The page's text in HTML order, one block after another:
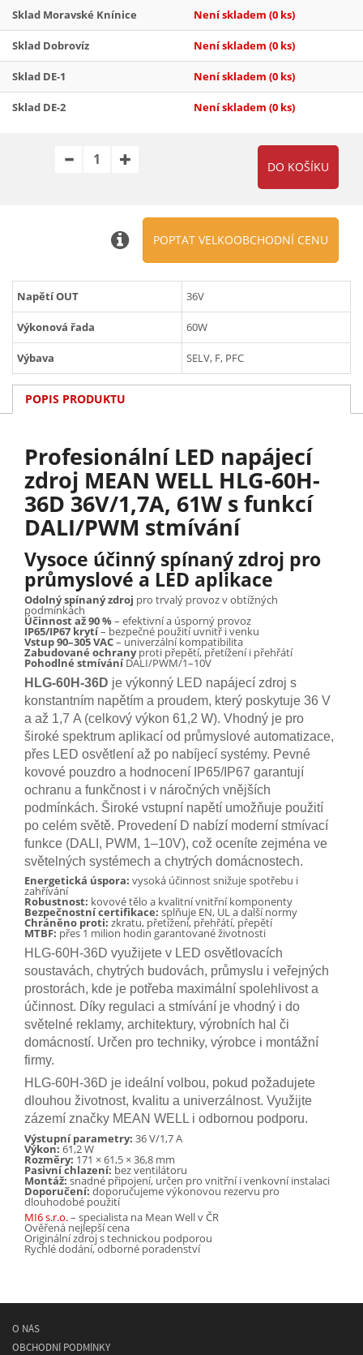
Sklad Moravské Knínice Není skladem (0 ks)
Sklad Dobrovíz Není skladem (0 ks)
Sklad DE-1 Není skladem (0 ks)
Sklad DE-2 Není skladem (0 ks)
POPTAT VELKOOBCHODNÍ CENU
Napětí OUT 36V
Výkonová řada 60W
Výbava SELV, F, PFC
POPIS PRODUKTU
Profesionální LED napájecí
zdroj MEAN WELL HLG-60H-
36D 36V/1,7A, 61W s funkcí
DALI/PWM stmívání
Vysoce účinný spínaný zdroj pro
průmyslové a LED aplikace
Odolný spínaný zdroj pro trvalý provoz v obtížných
podmínkách
Účinnost až 90 %– efektivní a úsporný provoz
IP65/IP67 krytí– bezpečné použití uvnitř i venku
Vstup 90–305 VAC– univerzální kompatibilita
Zabudované ochranyproti přepětí, přetížení i přehřátí
Pohodlné stmíváníDALI/PWM/1–10V
HLG-60H-36D je výkonný LED napájecí zdroj s
konstantním napětím a proudem, který poskytuje 36 V
a až 1,7 A (celkový výkon 61,2 W). Vhodný je pro
široké spektrum aplikací od průmyslové automatizace,
přes LED osvětlení až po nabíjecí systémy. Pevné
kovové pouzdro a hodnocení IP65/IP67 garantují
ochranu a funkčnost i v náročných vnějších
podmínkách. Široké vstupní napětí umožňuje použití
po celém světě. Provedení D nabízí moderní stmívací
funkce (DALI, PWM, 1–10V), což oceníte zejména ve
světelných systémech a chytrých domácnostech.
Energetická úspora: vysoká účinnost snižuje spotřebu i
zahřívání
Robustnost: kovové tělo a kvalitní vnitřní komponenty
Bezpečnostní certifikace: splňuje EN, UL a další normy
Chráněno proti: zkratu, přetížení, přehřátí, přepětí
MTBF: přes 1 milion hodin garantované životnosti
HLG-60H-36D využijete v LED osvětlovacích
soustavách, chytrých budovách, průmyslu i veřejných
prostorách, kde je potřeba maximální spolehlivost a
účinnost. Díky regulaci a stmívání je vhodný i do
světelné reklamy, architektury, výrobních hal či
domácností. Určen pro techniky, výrobce i montážní
firmy.
HLG-60H-36D je ideální volbou, pokud požadujete
dlouhou životnost, kvalitu a univerzálnost. Využijte
zázemí značky MEAN WELL i odbornou podporu.
Výstupní parametry: 36 V/1,7 A
Výkon: 61,2 W
Rozměry: 171 × 61,5 × 36,8 mm
Pasivní chlazení: bez ventilátoru
Montáž: snadné připojení, určen pro vnitřní i venkovní instalaci
Doporučení: doporučujeme výkonovou rezervu pro
dlouhodobé použití
MI6 s.r.o.– specialista na Mean Well v ČR
Ověřená nejlepší cena
Originální zdroj s technickou podporou
Rychlé dodání, odborné poradenství
O NÁS
OBCHODNÍ PODMÍNKY